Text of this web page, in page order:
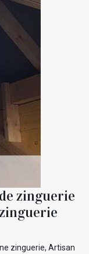
zinguerie
zinguerie, Artisan